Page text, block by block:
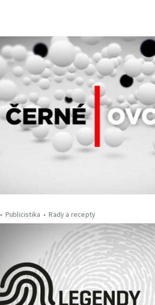
Publicistika Rady a recepty